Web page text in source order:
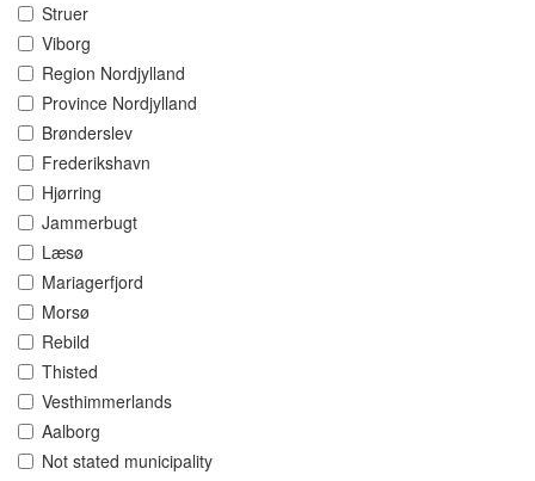
Struer
Viborg
Region Nordjylland
Province Nordjylland
Brønderslev
Frederikshavn
Hjørring
Jammerbugt
Læsø
Mariagerfjord
Morsø
Rebild
Thisted
Vesthimmerlands
Aalborg
Not stated municipality